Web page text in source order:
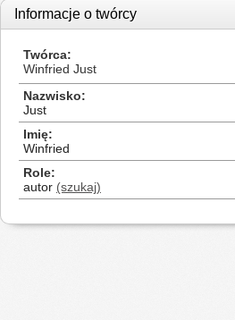
Informacje o twórcy
Twórca
Winfried Just
Nazwisko
Just
Imię
Winfried
Role
autor (szukaj)